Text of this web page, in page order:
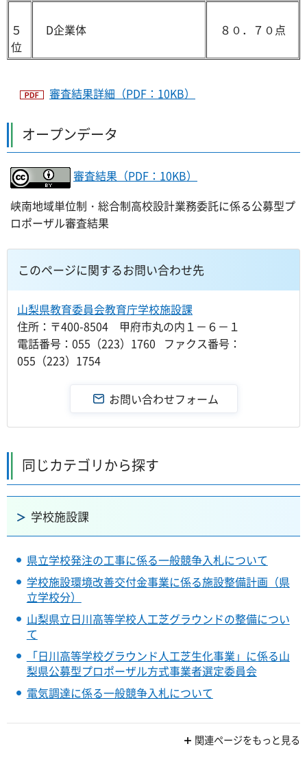
５
位
D企業体 ８０．７０点
審査結果詳細（PDF：10KB）
オープンデータ
審査結果（PDF：10KB）
峡南地域単位制・総合制高校設計業務委託に係る公募型プ
ロポーザル審査結果
このページに関するお問い合わせ先
山梨県教育委員会教育庁学校施設課
住所：〒400-8504 甲府市丸の内１－６－１
電話番号：055（223）1760 ファクス番号：
055（223）1754
同じカテゴリから探す
学校施設課
県立学校発注の工事に係る一般競争入札について
学校施設環境改善交付金事業に係る施設整備計画（県
立学校分）
山梨県立日川高等学校人工芝グラウンドの整備につい
て
「日川高等学校グラウンド人工芝生化事業」に係る山
梨県公募型プロポーザル方式事業者選定委員会
電気調達に係る一般競争入札について
関連ページをもっと見る